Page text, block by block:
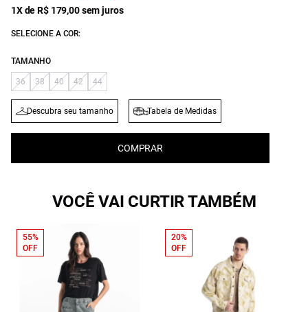
1X de R$ 179,00 sem juros
SELECIONE A COR:
TAMANHO
36 38 40 42 44
Descubra seu tamanho Tabela de Medidas
COMPRAR
VOCÊ VAI CURTIR TAMBÉM
55%
OFF
20%
OFF